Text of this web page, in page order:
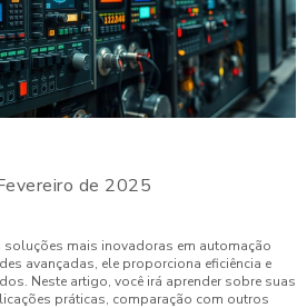
de 2025
soluções mais inovadoras em automação
avançadas, ele proporciona eficiência e
Neste artigo, você irá aprender sobre suas
práticas, comparação com outros